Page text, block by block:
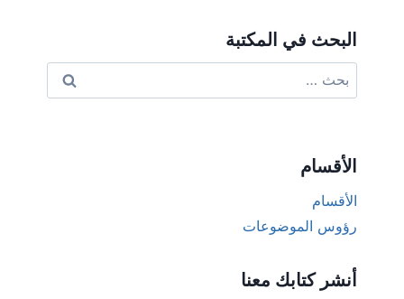
البحث في المكتبة
عن:
الأقسام
الأقسام
رؤوس الموضوعات
أنشر كتابك معنا